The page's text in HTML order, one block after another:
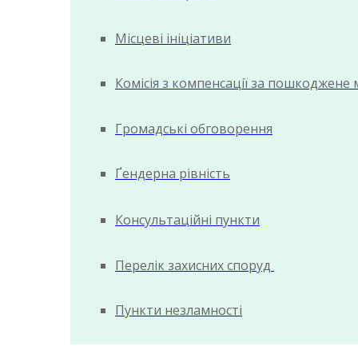
Місцеві ініціативи
Комісія з компенсації за пошкоджене
Громадські обговорення
Ґендерна рівність
Консультаційні пункти
Перелік захисних споруд
Пункти незламності